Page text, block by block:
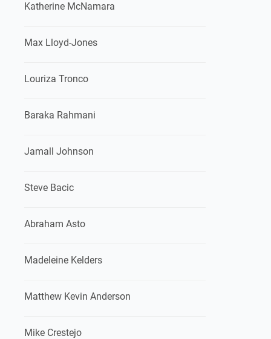
Katherine McNamara
Max Lloyd-Jones
Louriza Tronco
Baraka Rahmani
Jamall Johnson
Steve Bacic
Abraham Asto
Madeleine Kelders
Matthew Kevin Anderson
Mike Crestejo